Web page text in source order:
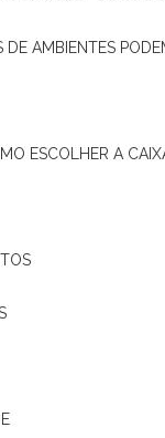
DE AMBIENTES
ESCOLHER A